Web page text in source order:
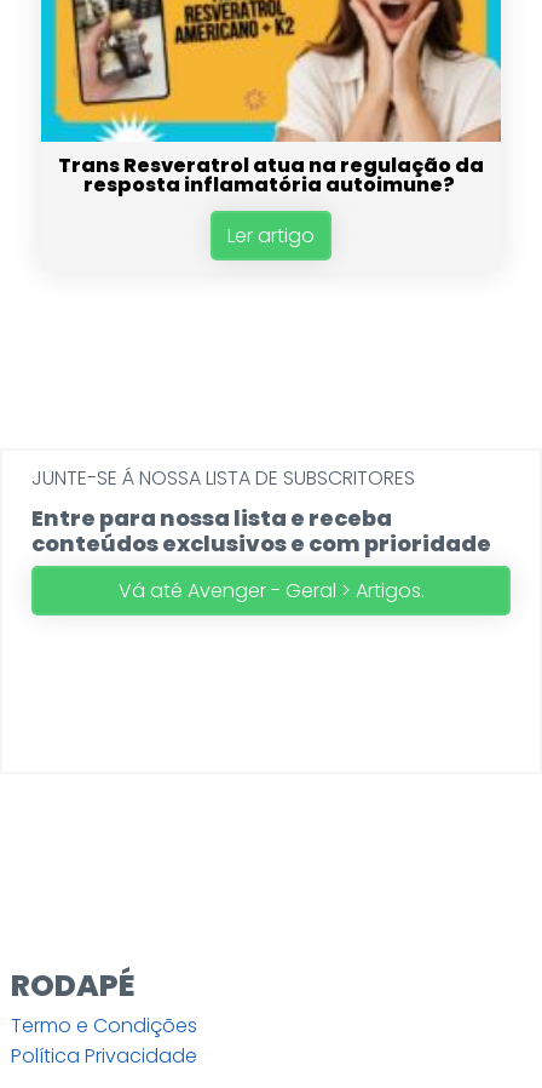
Trans Resveratrol atua na regulação da
resposta inflamatória autoimune?
Ler artigo
JUNTE-SE Á NOSSA LISTA DE SUBSCRITORES
Entre para nossa lista e receba
conteúdos exclusivos e com prioridade
Vá até Avenger - Geral > Artigos.
RODAPÉ
Termo e Condições
Política Privacidade